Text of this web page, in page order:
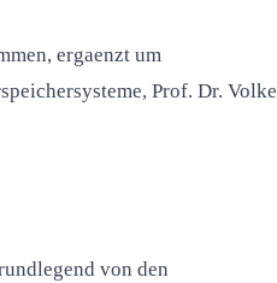
ergaenzt um
Prof. Dr.
von den